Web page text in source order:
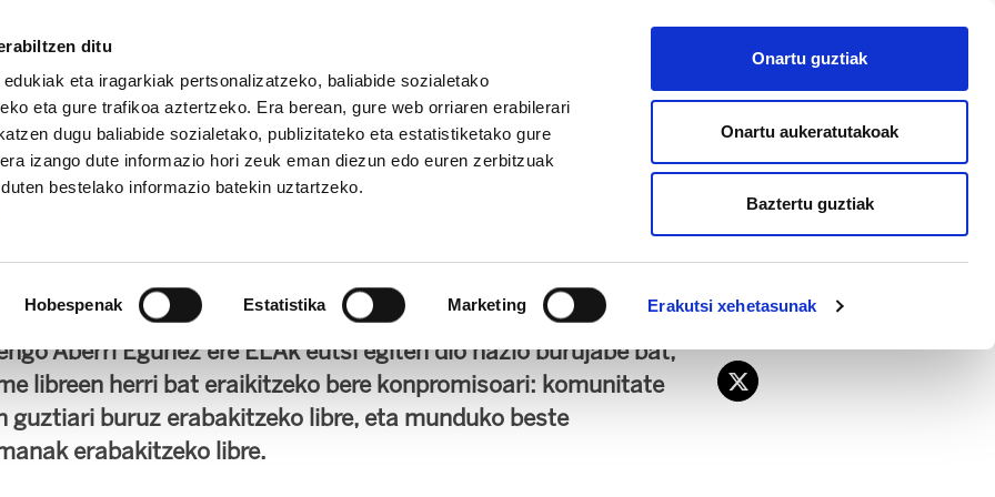
ditu
eta iragarkiak pertsonalizatzeko, baliabide sozialetako
eta gure trafikoa aztertzeko. Era berean, gure web orriaren erabilerari
dugu baliabide sozialetako, publizitateko eta estatistiketako gure
izango dute informazio hori zeuk eman diezun edo euren zerbitzuak
bestelako informazio batekin uztartzeko.
Hobespenak Estatistika Marketing Erakutsi xehetasunak
Onartu guztiak
Onartu aukeratutakoak
Baztertu guztiak
AFILIATU
FUNDAZIOA BIDELAGUN FUNDAZIOA
Adierazpena
2015eko Aberri Eguneko Adierazpena onartu zuen
Aberri Egunez ere ELAk eutsi egiten dio nazio burujabe bat,
libreen herri bat eraikitzeko bere konpromisoari: komunitate
guztiari buruz erabakitzeko libre, eta munduko beste
erabakitzeko libre.